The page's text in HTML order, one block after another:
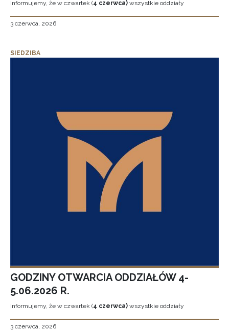
Informujemy, że w czwartek (4 czerwca) wszystkie oddziały
3 czerwca, 2026
SIEDZIBA
GODZINY OTWARCIA ODDZIAŁÓW 4-
5.06.2026 R.
Informujemy, że w czwartek (4 czerwca) wszystkie oddziały
3 czerwca, 2026